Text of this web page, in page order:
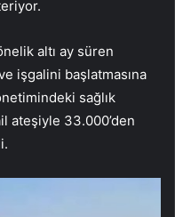
altı ay süren
işgalini başlatmasına
sağlık
ateşiyle 33.000’den